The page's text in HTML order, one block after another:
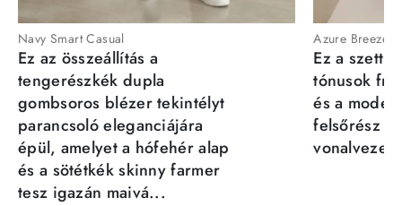
Navy Smart Casual
Ez az összeállítás a
tengerészkék dupla
gombsoros blézer tekintélyt
parancsoló eleganciájára
épül, amelyet a hófehér alap
és a sötétkék skinny farmer
tesz igazán maivá...
Azure Breeze
Ez a szett
tónusok
és a
felsőrész